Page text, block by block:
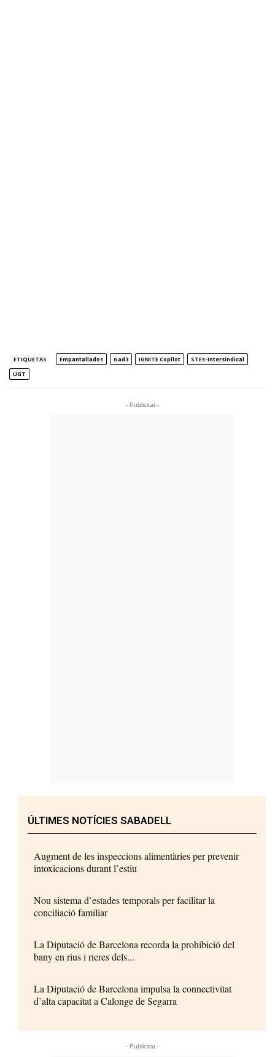
ETIQUETAS Empantallados Gad3 IGNITE Copilot
STEs-Intersindical
UGT
- Publicitat -
ÚLTIMES NOTÍCIES SABADELL
Augment de les inspeccions alimentàries per prevenir
intoxicacions durant l’estiu
Nou sistema d’estades temporals per facilitar la
conciliació familiar
La Diputació de Barcelona recorda la prohibició del
bany en rius i rieres dels...
La Diputació de Barcelona impulsa la connectivitat
d’alta capacitat a Calonge de Segarra
- Publicitat -